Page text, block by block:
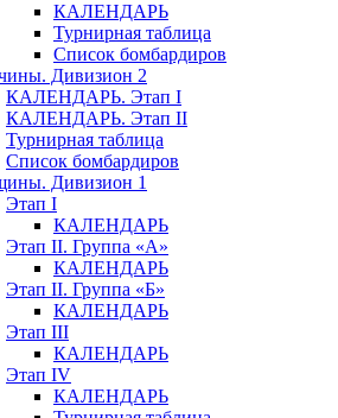
КАЛЕНДАРЬ
Турнирная таблица
Список бомбардиров
Дивизион 2
КАЛЕНДАРЬ. Этап I
КАЛЕНДАРЬ. Этап II
Турнирная таблица
Список бомбардиров
Дивизион 1
Этап I
КАЛЕНДАРЬ
Этап II. Группа «А»
КАЛЕНДАРЬ
Этап II. Группа «Б»
КАЛЕНДАРЬ
Этап III
КАЛЕНДАРЬ
Этап IV
КАЛЕНДАРЬ